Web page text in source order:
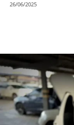
26/06/2025